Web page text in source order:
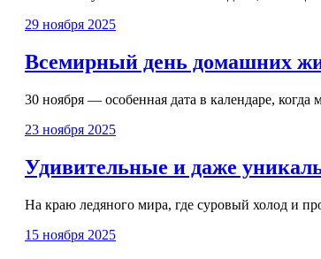
29 ноября 2025
Всемирный день домашних
30 ноября — особенная дата в календаре,
23 ноября 2025
Удивительные и даже
На краю ледяного мира, где суровый холод и
15 ноября 2025